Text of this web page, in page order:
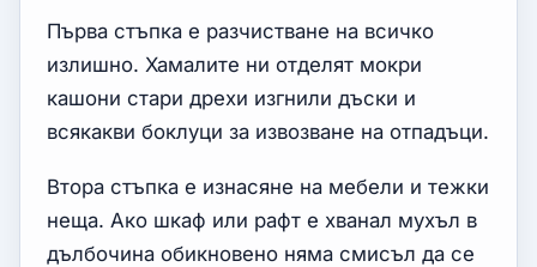
Първа стъпка е разчистване на всичко
излишно. Хамалите ни отделят мокри
кашони стари дрехи изгнили дъски и
всякакви боклуци за извозване на отпадъци.
Втора стъпка е изнасяне на мебели и тежки
неща. Ако шкаф или рафт е хванал мухъл в
дълбочина обикновено няма смисъл да се